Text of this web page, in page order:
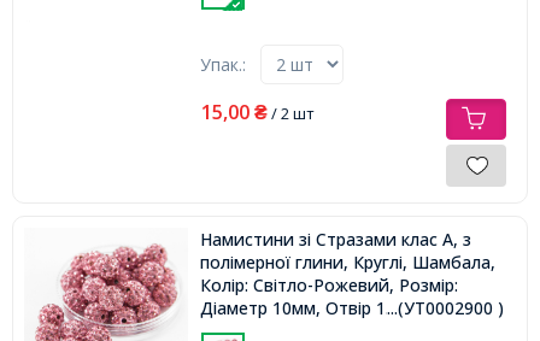
Упак.:
15,00 ₴/ 2 шт
Намистини зі Стразами клас А, з
полімерної глини, Круглі, Шамбала,
Колір: Світло-Рожевий, Розмір:
Діаметр 10мм, Отвір 1.8 ~ 2 мм,
...(УТ0002900 )